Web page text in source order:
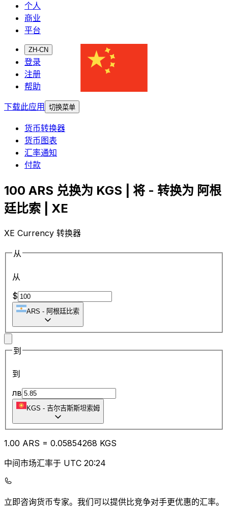
个人
商业
平台
ZH-CN
登录
注册
帮助
下载此应用
切换菜单
货币转换器
货币图表
汇率通知
付款
100 ARS 兑换为 KGS | 将 - 转换为 阿根
廷比索 | XE
XE Currency 转换器
从
从
$
ARS - 阿根廷比索
到
到
лв
KGS - 吉尔吉斯斯坦索姆
1.00 ARS = 0.05854268 KGS
中间市场汇率于 UTC 20:24
立即咨询货币专家。 我们可以提供比竞争对手更优惠的汇率。